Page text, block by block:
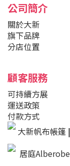
公司簡介
關於大新
旗下品牌
分店位置
顧客服務
可持續方展
運送政策
付款方式
大新帆布帳篷 |
居庭